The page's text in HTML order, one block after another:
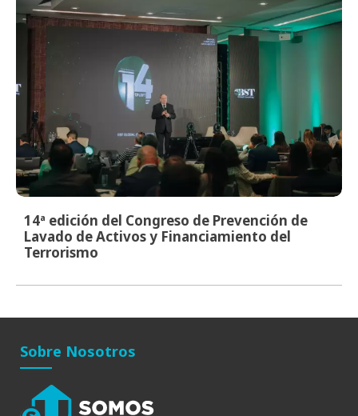
14ª edición del Congreso de Prevención de
Lavado de Activos y Financiamiento del
Terrorismo
Sobre Nosotros